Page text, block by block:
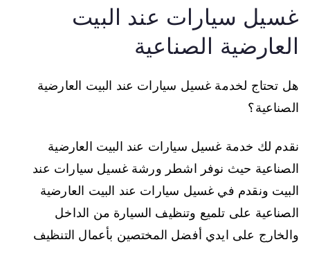
غسيل سيارات عند البيت
العارضية الصناعية
هل تحتاج لخدمة غسيل سيارات عند البيت العارضية
الصناعية؟
نقدم لك خدمة غسيل سيارات عند البيت العارضية
الصناعية حيث نوفر اشطر ورشة غسيل سيارات عند
البيت ونقدم في غسيل سيارات عند البيت العارضية
الصناعية على تلميع وتنظيف السيارة من الداخل
والخارج على ايدي أفضل المختصين بأعمال التنظيف